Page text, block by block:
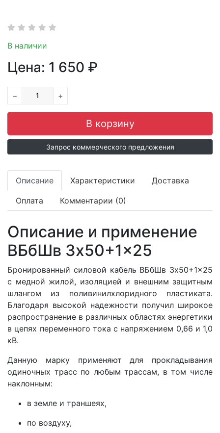
В наличии
Цена: 1 650 ₽
− +
Запрос коммерческого предложения
Описание Характеристики Доставка
Оплата Комментарии (0)
Описание и применение
ВБбШв 3x50+1x25
Бронированный силовой кабель ВБбШв 3x50+1x25
с медной жилой, изоляцией и внешним защитным
шлангом из поливинилхлоридного пластиката.
Благодаря высокой надежности получил широкое
распространение в различных областях энергетики
в цепях переменного тока с напряжением 0,66 и 1,0
кВ.
Данную марку применяют для прокладывания
одиночных трасс по любым трассам, в том числе
наклонным:
в земле и траншеях,
по воздуху,